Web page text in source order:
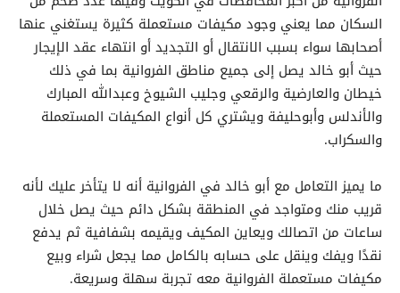
السكان مما يعني وجود مكيفات مستعملة كثيرة يستغني عنها
أصحابها سواء بسبب الانتقال أو التجديد أو انتهاء عقد الإيجار
حيث أبو خالد يصل إلى جميع مناطق الفروانية بما في ذلك
خيطان والعارضية والرقعي وجليب الشيوخ وعبدالله المبارك
والأندلس وأبوحليفة ويشتري كل أنواع المكيفات المستعملة
والسكراب.
ما يميز التعامل مع أبو خالد في الفروانية أنه لا يتأخر عليك لأنه
قريب منك ومتواجد في المنطقة بشكل دائم حيث يصل خلال
ساعات من اتصالك ويعاين المكيف ويقيمه بشفافية ثم يدفع
نقدًا ويفك وينقل على حسابه بالكامل مما يجعل شراء وبيع
مكيفات مستعملة الفروانية معه تجربة سهلة وسريعة.